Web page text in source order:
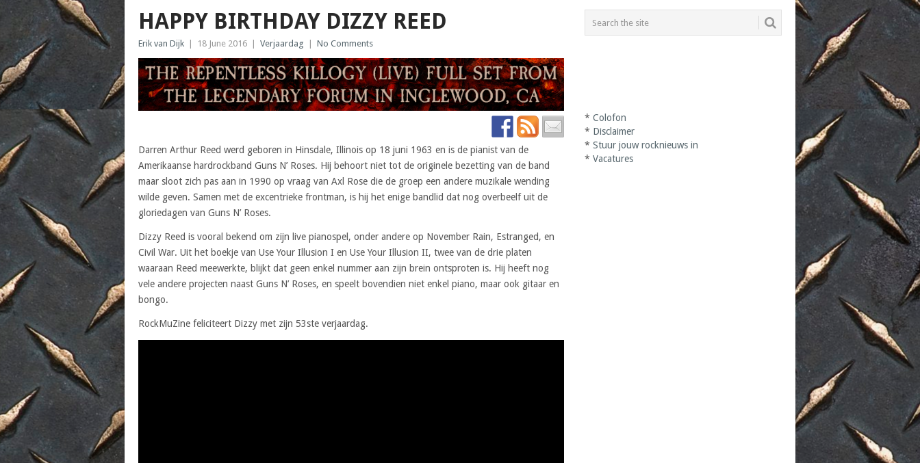
HAPPY BIRTHDAY DIZZY REED
Erik van Dijk 18 June 2016 Verjaardag No Comments
Darren Arthur Reed werd geboren in Hinsdale, Illinois op 18 juni 1963 en is de pianist van de
Amerikaanse hardrockband Guns N’ Roses. Hij behoort niet tot de originele bezetting van de band
maar sloot zich pas aan in 1990 op vraag van Axl Rose die de groep een andere muzikale wending
wilde geven. Samen met de excentrieke frontman, is hij het enige bandlid dat nog overbeelf uit de
gloriedagen van Guns N’ Roses.
Dizzy Reed is vooral bekend om zijn live pianospel, onder andere op November Rain, Estranged, en
Civil War. Uit het boekje van Use Your Illusion I en Use Your Illusion II, twee van de drie platen
waaraan Reed meewerkte, blijkt dat geen enkel nummer aan zijn brein ontsproten is. Hij heeft nog
vele andere projecten naast Guns N’ Roses, en speelt bovendien niet enkel piano, maar ook gitaar en
bongo.
RockMuZine feliciteert Dizzy met zijn 53ste verjaardag.
*Colofon
* Disclaimer
*Stuur jouw rocknieuws in
*Vacatures